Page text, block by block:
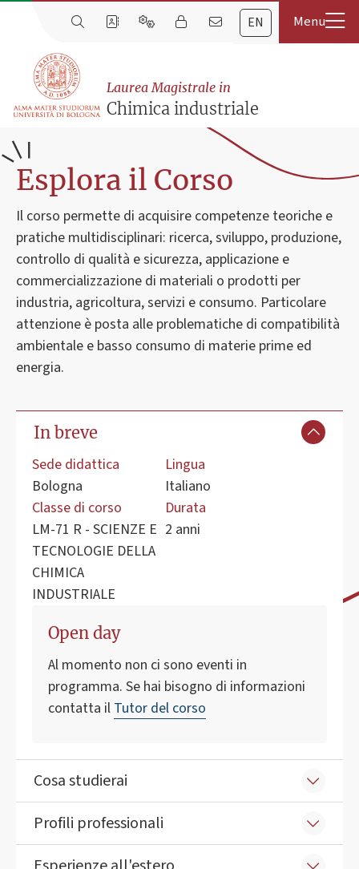
EN
Laurea Magistrale in
Chimica industriale
Esplora il Corso
Il corso permette di acquisire competenze teoriche e
pratiche multidisciplinari: ricerca, sviluppo, produzione,
controllo di qualità e sicurezza, applicazione e
commercializzazione di materiali o prodotti per
industria, agricoltura, servizi e consumo. Particolare
attenzione è posta alle problematiche di compatibilità
ambientale e basso consumo di materie prime ed
energia.
In breve
Sede didattica
Bologna
Lingua
Italiano
Classe di corso
LM-71 R - SCIENZE E
TECNOLOGIE DELLA
CHIMICA
INDUSTRIALE
Durata
2 anni
Open day
Al momento non ci sono eventi in
programma. Se hai bisogno di informazioni
contatta il Tutor del corso
Cosa studierai
Profili professionali